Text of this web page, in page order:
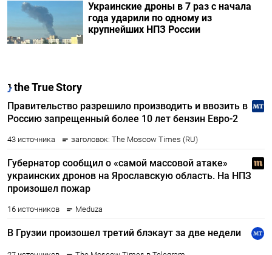
Украинские дроны в 7 раз с начала
года ударили по одному из
крупнейших НПЗ России